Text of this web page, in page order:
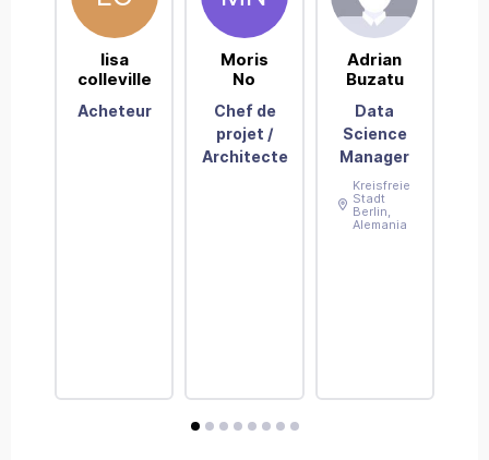
lisa
colleville
Acheteur
Moris
No
Chef de
projet /
Architecte
Adrian
Buzatu
Data
Science
Manager
Kreisfreie
Stadt
Berlin
Alemania
avisavisavisavisavisavisavisavis